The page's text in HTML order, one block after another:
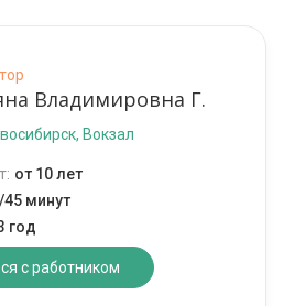
Владимировна Г.
Вокзал
от 10 лет
45 минут
год
с работником